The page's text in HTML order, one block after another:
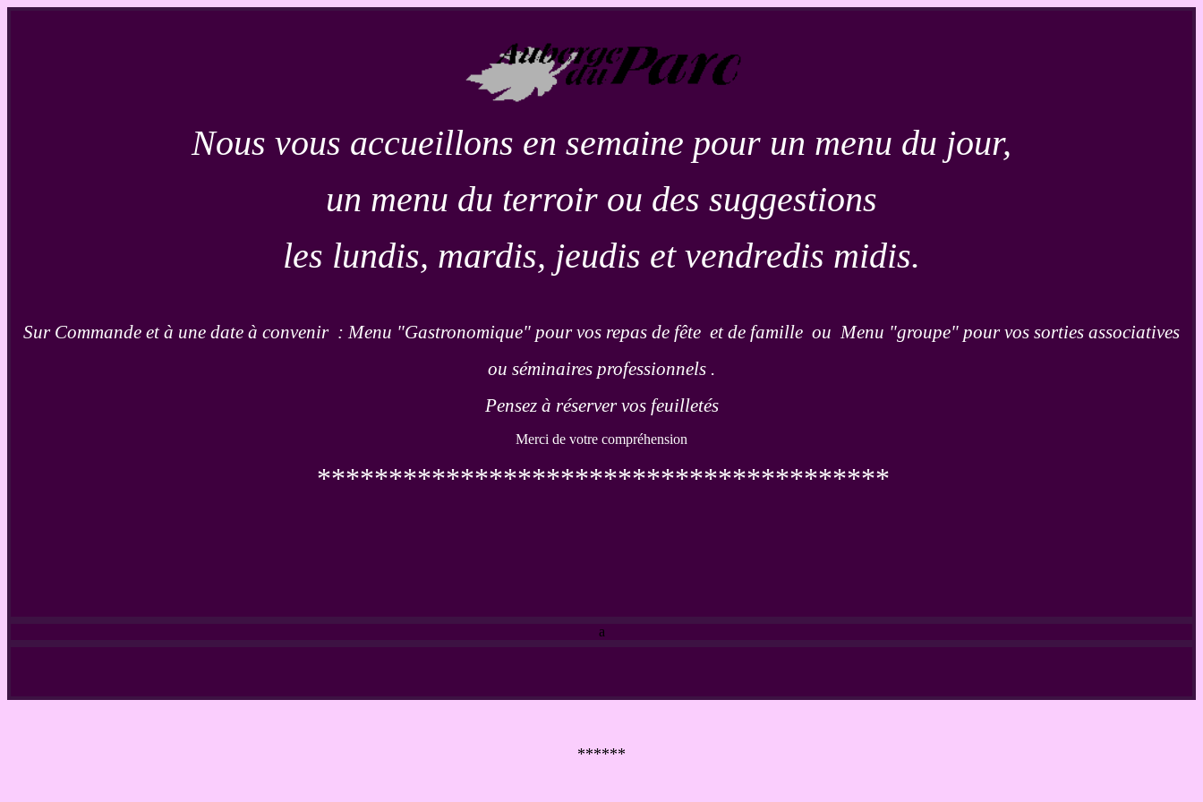
Nous vous accueillons en semaine pour un menu du jour,
un menu du terroir ou des suggestions
les lundis, mardis, jeudis et vendredis midis.
Sur Commande et à une date à convenir : Menu "Gastronomique" pour vos repas de fête et de famille ou Menu "groupe" pour vos sorties associatives
ou séminaires professionnels .
Pensez à réserver vos feuilletés
Merci de votre compréhension
****************************************
a
******